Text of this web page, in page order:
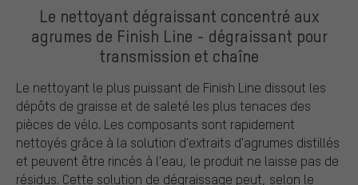
Le nettoyant dégraissant concentré aux
agrumes de Finish Line - dégraissant pour
transmission et chaîne
Le nettoyant le plus puissant de Finish Line dissout les
dépôts de graisse et de saleté les plus tenaces des
pièces de vélo. Les composants sont rapidement
nettoyés grâce à la solution d'extraits d'agrumes distillés
et peuvent être rincés à l'eau, le produit ne laisse pas de
résidus. Cette solution de dégraissage peut, selon le